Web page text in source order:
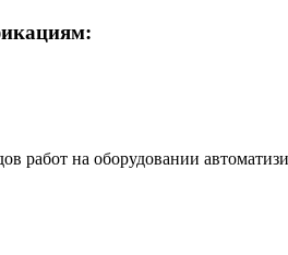
работ на оборудовании